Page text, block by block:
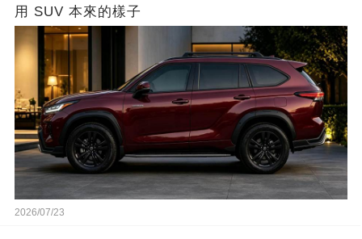
用 SUV 本來的樣子
2026/07/23